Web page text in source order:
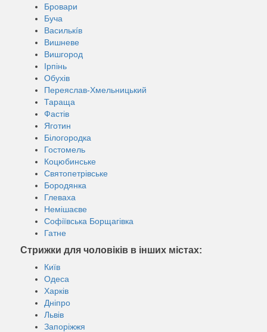
Бровари
Буча
Василькíв
Вишневе
Вишгород
Ірпінь
Обухів
Переяслав-Хмельницький
Тараща
Фастів
Яготин
Білогородка
Гостомель
Коцюбинське
Святопетрівське
Бородянка
Глеваха
Немішаєве
Софіївська Борщагівка
Гатне
Стрижки для чоловіків в інших містах:
Київ
Одеса
Харків
Дніпро
Львів
Запоріжжя